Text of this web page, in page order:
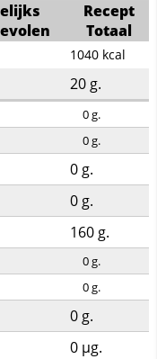
Recept
Totaal
1040 kcal
20 g.
0g.
0g.
0 g.
0 g.
160 g.
0g.
0g.
0 g.
0 µg.